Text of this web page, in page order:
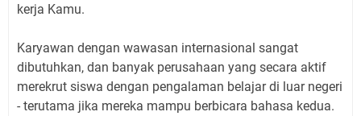
kerja Kamu.
Karyawan dengan wawasan internasional sangat
dibutuhkan, dan banyak perusahaan yang secara aktif
merekrut siswa dengan pengalaman belajar di luar negeri
- terutama jika mereka mampu berbicara bahasa kedua.